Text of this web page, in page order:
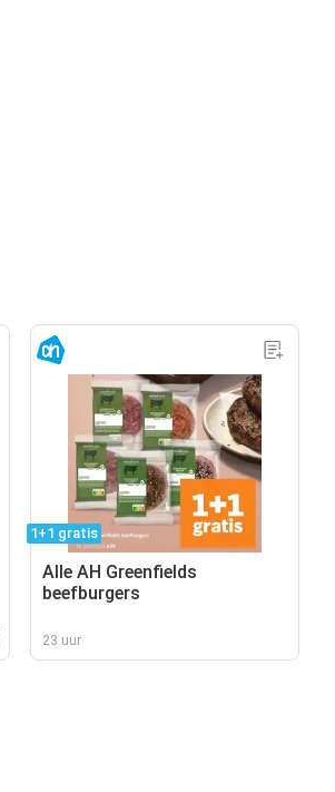
1+1 gratis
Alle AH Greenfields
beefburgers
23 uur